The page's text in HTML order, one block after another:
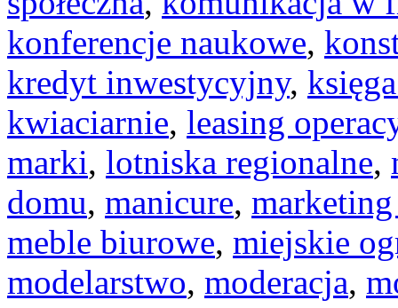
konferencje naukowe,
kredyt inwestycyjny,
kwiaciarnie, leasing
marki, lotniska regionalne,
domu, manicure,
meble biurowe, miejskie
modelarstwo, moderacja,